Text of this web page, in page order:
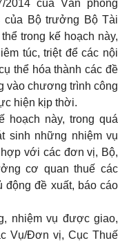
2014 của Văn phòng
của Bộ trưởng Bộ Tài
trong kế hoạch này,
túc, triệt để các nội
thể hóa thành các đề
vào chương trình công
hiện kịp thời.
hoạch này, trong quá
sinh những nhiệm vụ
với các đơn vị, Bộ,
cơ quan thuế các
đề xuất, báo cáo
nhiệm vụ được giao,
Vụ/Đơn vị, Cục Thuế